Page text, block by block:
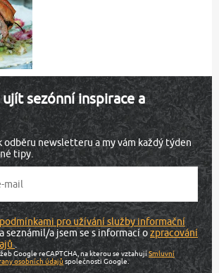
sezónní inspirace a
odběru newsletteru a my vám každý týden
tipy.
podmínkami pro užívání služby informační
a seznámil/a jsem se s informací ozpracování
.
Google reCAPTCHA, na kterou se vztahujíSmluvní
osobních údajůspolečnosti Google.